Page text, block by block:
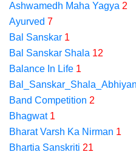
Ashwamedh Maha Yagya 2
Ayurved 7
Bal Sanskar 1
Bal Sanskar Shala 12
Balance In Life 1
Bal_Sanskar_Shala_Abhiyan
Band Competition 2
Bhagwat 1
Bharat Varsh Ka Nirman 1
Bhartia Sanskriti 21